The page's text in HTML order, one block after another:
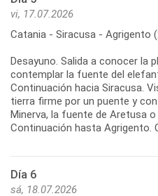
vi, 17.07.2026
Catania - Siracusa - Agrigento
Desayuno. Salida a conocer la
contemplar la fuente del
Continuación hacia Siracusa.
tierra firme por un puente y
Minerva, la fuente de Aretusa
Día 6
sá, 18.07.2026